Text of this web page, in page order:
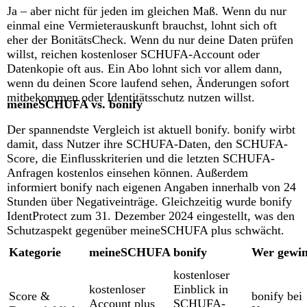
Ja – aber nicht für jeden im gleichen Maß. Wenn du nur
einmal eine Vermieterauskunft brauchst, lohnt sich oft
eher der BonitätsCheck. Wenn du nur deine Daten prüfen
willst, reichen kostenloser SCHUFA-Account oder
Datenkopie oft aus. Ein Abo lohnt sich vor allem dann,
wenn du deinen Score laufend sehen, Änderungen sofort
mitbekommen oder Identitätsschutz nutzen willst.
meineSCHUFA vs. bonify
Der spannendste Vergleich ist aktuell bonify. bonify wirbt
damit, dass Nutzer ihre SCHUFA-Daten, den SCHUFA-
Score, die Einflusskriterien und die letzten SCHUFA-
Anfragen kostenlos einsehen können. Außerdem
informiert bonify nach eigenen Angaben innerhalb von 24
Stunden über Negativeinträge. Gleichzeitig wurde bonify
IdentProtect zum 31. Dezember 2024 eingestellt, was den
Schutzaspekt gegenüber meineSCHUFA plus schwächt.
Kategorie
meineSCHUFA bonify Wer
Score &
kostenloser
Account plus
kostenloser
Einblick in
SCHUFA-
bonify bei